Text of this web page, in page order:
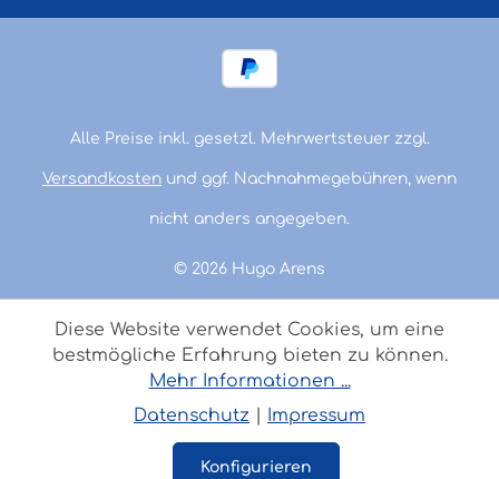
© 2026 Hugo Arens
Alle Preise inkl. gesetzl. Mehrwertsteuer zzgl.
Versandkosten und ggf. Nachnahmegebühren, wenn
nicht anders angegeben.
Diese Website verwendet Cookies, um eine
bestmögliche Erfahrung bieten zu können.
Mehr Informationen ...
Datenschutz
Impressum
Konfigurieren